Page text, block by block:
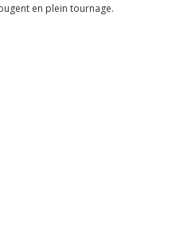
en plein tournage.